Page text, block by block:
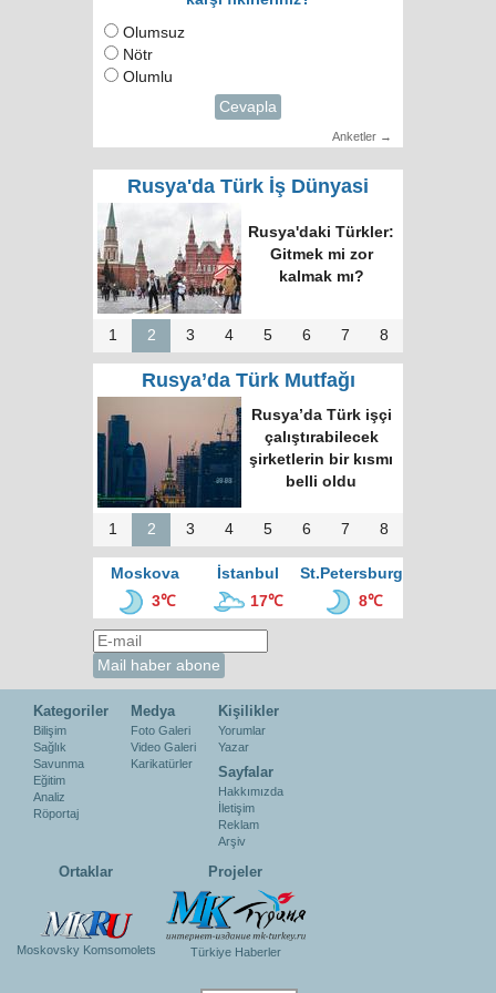
Olumsuz
Nötr
Olumlu
Cevapla
Anketler →
Rusya'da Türk İş Dünyasi
Rusya'daki Türkler:
Gitmek mi zor
kalmak mı?
1 2 3 4 5 6 7 8
Rusya’da Türk Mutfağı
Rusya’da Türk işçi
çalıştırabilecek
şirketlerin bir kısmı
belli oldu
1 2 3 4 5 6 7 8
Moskova İstanbul
St.Petersburg
3℃
17℃ 8℃
Kategoriler
Bilişim
Sağlık
Savunma
Eğitim
Analiz
Röportaj
Medya
Foto Galeri
Video Galeri
Karikatürler
Kişilikler
Yorumlar
Yazar
Sayfalar
Hakkımızda
İletişim
Reklam
Arşiv
Ortaklar
Moskovsky Komsomolets
Projeler
Türkiye Haberler